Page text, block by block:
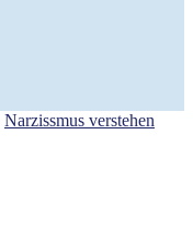
Narzissmus verstehen